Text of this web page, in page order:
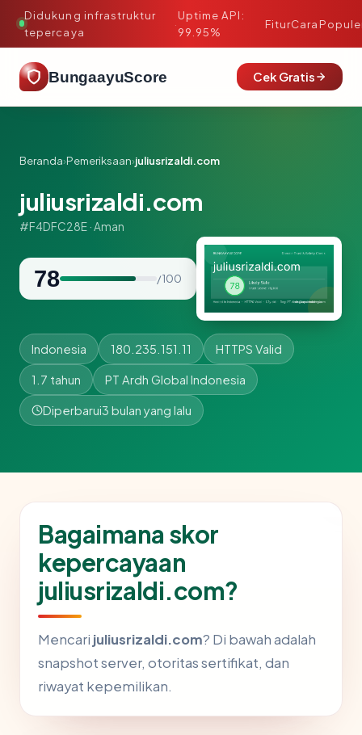
Didukung infrastruktur
tepercaya
·
Uptime API:
99.95%
FiturCara
BungaayuScore Cek Gratis
Beranda›Pemeriksaan›juliusrizaldi.com
juliusrizaldi.com
#F4DFC28E · Aman
78 / 100
Indonesia 180.235.151.11 HTTPS Valid
1.7 tahun PT Ardh Global Indonesia
Diperbarui3 bulan yang lalu
Bagaimana skor
kepercayaan
juliusrizaldi.com?
Mencari juliusrizaldi.com? Di bawah adalah
snapshot server, otoritas sertifikat, dan
riwayat kepemilikan.